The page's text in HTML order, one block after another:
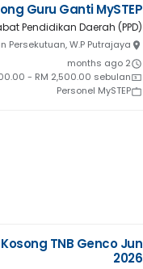
Guru Ganti MySTEP
Pendidikan Daerah (PPD)
Persekutuan, W.P Putrajaya
2 months ago
- RM 2,500.00 sebulan
Personel MySTEP
TNB Genco Jun
2026